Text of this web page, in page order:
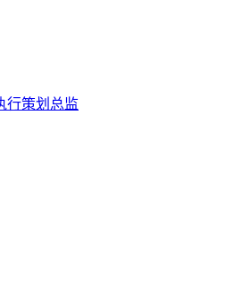
行策划总监